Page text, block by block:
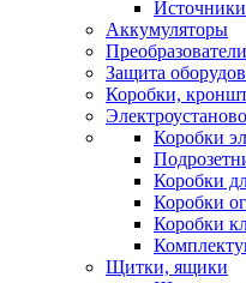
Аккумуляторы
Защита
Коробки,
Коробки
Коробки
Коробки
Коробки
Щитки, ящики